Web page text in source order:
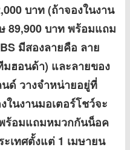
บาท (ถ้าจองในงาน
89,900 บาท พร้อมแถม
มีสองลายคือ ลาย
ฮอนด้า) และลายของ
ด์ วางจำหน่ายอยู่ที่
ในงานมอเตอร์โชว์จะ
ร้อมแถมหมวกกันน็อค
เทศตั้งแต่ 1 เมษายน